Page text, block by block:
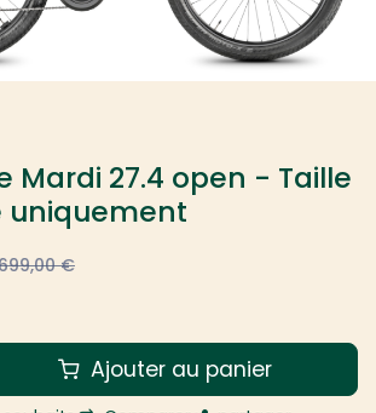
Mardi 27.4 open - Taille
uniquement
€
Ajouter au panier